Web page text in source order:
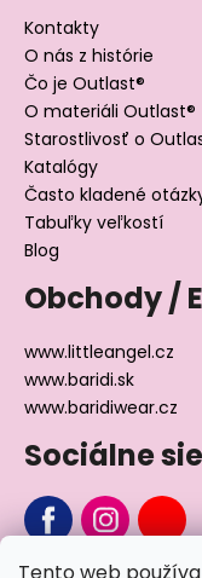
Kontakty
O nás z histórie
Čo je Outlast®
O materiáli Outlast®
Starostlivosť o
Katalógy
Často kladené
Tabuľky veľkostí
Blog
Obchody /
www.littleangel.cz
www.baridi.sk
www.baridiwear.cz
Sociálne